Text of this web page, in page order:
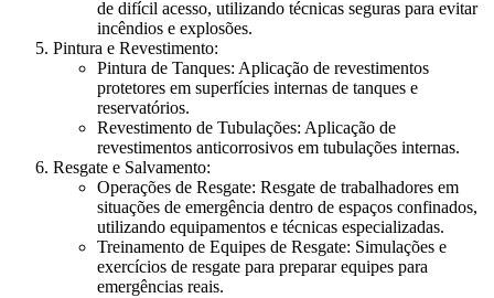
de difícil acesso, utilizando técnicas seguras para evitar
incêndios e explosões.
Pintura e Revestimento:
Pintura de Tanques: Aplicação de revestimentos
protetores em superfícies internas de tanques e
reservatórios.
Revestimento de Tubulações: Aplicação de
revestimentos anticorrosivos em tubulações internas.
Resgate e Salvamento:
Operações de Resgate: Resgate de trabalhadores em
situações de emergência dentro de espaços confinados,
utilizando equipamentos e técnicas especializadas.
Treinamento de Equipes de Resgate: Simulações e
exercícios de resgate para preparar equipes para
emergências reais.